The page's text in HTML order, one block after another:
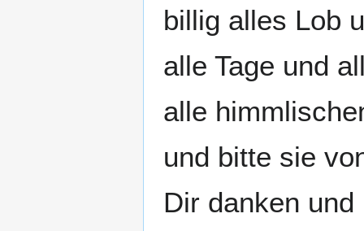
billig alles Lob
alle Tage und
alle
und bitte sie
Dir danken